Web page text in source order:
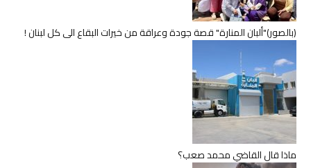
(بالصور)"ألبان المنارة" قصة جودة وعراقة من خيرات البقاع الى كل لبنان !
ماذا قال القاضي محمد صعب؟